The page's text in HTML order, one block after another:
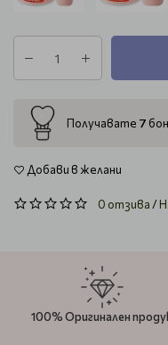
Получавате 7
Добави в желани
0 отзива/
100% Оригинален